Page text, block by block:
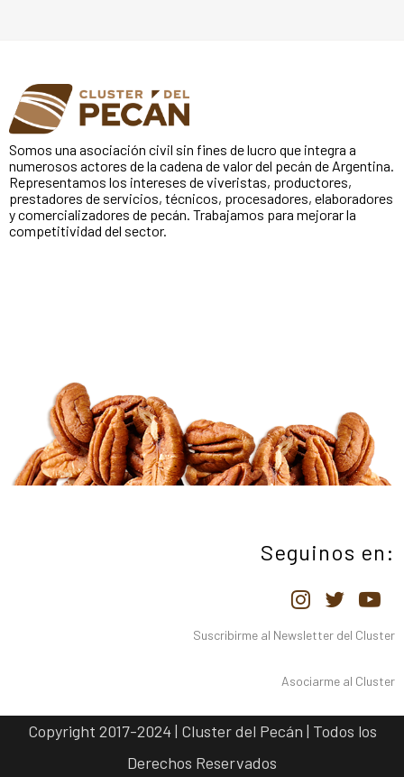
Somos una asociación civil sin fines de lucro que integra a
numerosos actores de la cadena de valor del pecán de Argentina.
Representamos los intereses de viveristas, productores,
prestadores de servicios, técnicos, procesadores, elaboradores
y comercializadores de pecán. Trabajamos para mejorar la
competitividad del sector.
Seguinos en:
Suscribirme al Newsletter del Cluster
Asociarme al Cluster
Copyright 2017-2024 | Cluster del Pecán | Todos los
Derechos Reservados